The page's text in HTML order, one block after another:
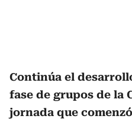
Continúa el
fase de grupos de la
jornada que